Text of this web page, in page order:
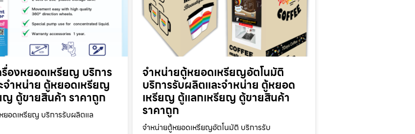
องหยอดเหรียญ บริการ
จำหน่าย ตู้หยอดเหรียญ
ญ ตู้ขายสินค้า ราคาถูก
ยอดเหรียญ บริการรับผลิตแล
จำหน่ายตู้หยอดเหรียญ​อัตโนมัติ
บริการรับผลิตและจำหน่าย ตู้หยอด
เหรียญ ตู้แลกเหรียญ ตู้ขายสินค้า
ราคาถูก
จำหน่ายตู้หยอดเหรียญ​อัตโนมัติ บริการรับ